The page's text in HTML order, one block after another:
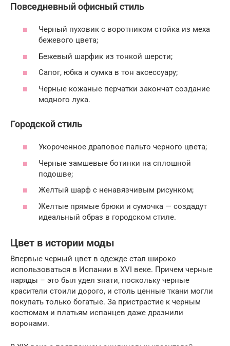
Повседневный офисный стиль
Черный пуховик с воротником стойка из меха
бежевого цвета;
Бежевый шарфик из тонкой шерсти;
Сапог, юбка и сумка в тон аксессуару;
Черные кожаные перчатки закончат создание
модного лука.
Городской стиль
Укороченное драповое пальто черного цвета;
Черные замшевые ботинки на сплошной
подошве;
Желтый шарф с ненавязчивым рисунком;
Желтые прямые брюки и сумочка — создадут
идеальный образ в городском стиле.
Цвет в истории моды
Впервые черный цвет в одежде стал широко
использоваться в Испании в XVI веке. Причем черные
наряды – это был удел знати, поскольку черные
красители стоили дорого, и столь ценные ткани могли
покупать только богатые. За пристрастие к черным
костюмам и платьям испанцев даже дразнили
воронами.